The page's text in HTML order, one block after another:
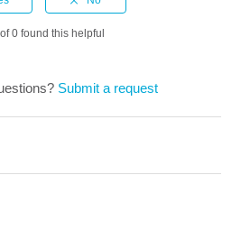
los cursos de RCP (CPR) y
0 found this helpful
Submit a request